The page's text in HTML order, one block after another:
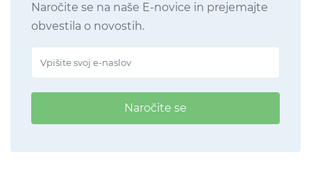
Naročite se na naše E-novice in prejemajte
obvestila o novostih.
Naročite se